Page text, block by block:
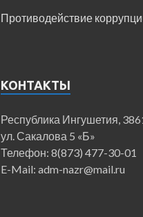
Противодействие
КОНТАКТЫ
Республика Ингушетия,
ул. Сакалова 5 «Б»
Телефон: 8(873) 477-30-01
E-Mail: adm-nazr@mail.ru